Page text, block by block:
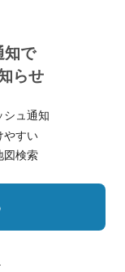
知で
らせ
シュ通知
やすい
図検索
規約
情報